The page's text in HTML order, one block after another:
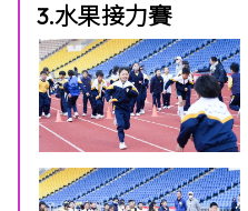
3.水果接力賽